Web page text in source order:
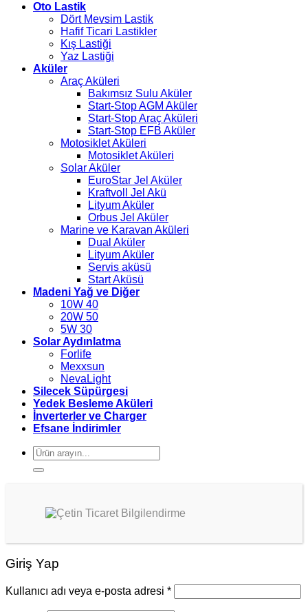
Oto Lastik
Dört Mevsim Lastik
Hafif Ticari Lastikler
Kış Lastiği
Yaz Lastiği
Aküler
Araç Aküleri
Bakımsız Sulu Aküler
Start-Stop AGM Aküler
Start-Stop Araç Aküleri
Start-Stop EFB Aküler
Motosiklet Aküleri
Motosiklet Aküleri
Solar Aküler
EuroStar Jel Aküler
Kraftvoll Jel Akü
Lityum Aküler
Orbus Jel Aküler
Marine ve Karavan Aküleri
Dual Aküler
Lityum Aküler
Servis aküsü
Start Aküsü
Madeni Yağ ve Diğer
10W 40
20W 50
5W 30
Solar Aydınlatma
Forlife
Mexxsun
NevaLight
Silecek Süpürgesi
Yedek Besleme Aküleri
İnverterler ve Charger
Efsane İndirimler
Ara:
Giriş Yap
Kullanıcı adı veya e-posta adresi *